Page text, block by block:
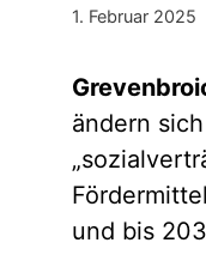
1. Februar 2025
ändern
und bis